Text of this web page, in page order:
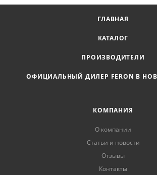
ГЛАВНАЯ
КАТАЛОГ
ПРОИЗВОДИТЕЛИ
ОФИЦИАЛЬНЫЙ ДИЛЕР FERON В
КОМПАНИЯ
О компании
Статьи и новости
Отзывы
Контакты